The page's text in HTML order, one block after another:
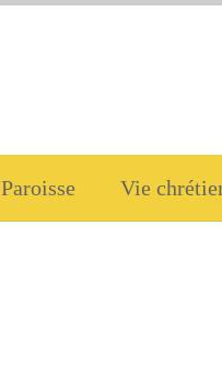
Paroisse Vie